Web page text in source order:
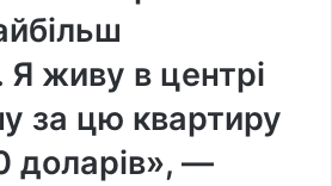
живу в центрі
за цю квартиру
доларів», —